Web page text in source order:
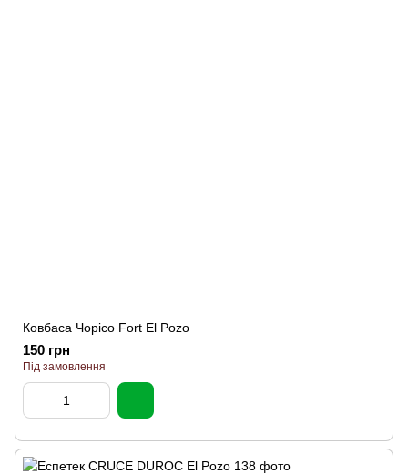
Ковбаса Чоріcо Fort El Pozo
150 грн
Під замовлення